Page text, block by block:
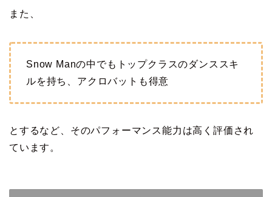
また、
Snow Manの中でもトップクラスのダンススキ
ルを持ち、アクロバットも得意
とするなど、そのパフォーマンス能力は高く評価され
ています。